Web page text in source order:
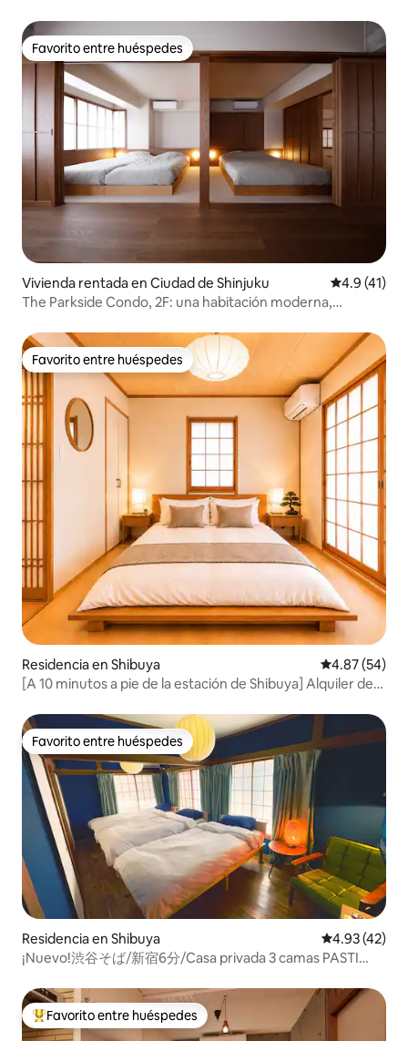
Favorito entre huéspedes
Favorito entre huéspedes
Vivienda rentada en Ciudad de Shinjuku Calificación
4.9 (41)
The Parkside Condo, 2F: una habitación moderna,
Favorito entre huéspedes
Favorito entre huéspedes
Residencia en Shibuya Calificación
4.87 (54)
[A 10 minutos a pie de la estación de Shibuya] Alquiler de
personas/2 baños/Estacionamiento gratuito
Favorito entre huéspedes
Favorito entre huéspedes
Residencia en Shibuya Calificación
4.93 (42)
¡Nuevo!渋谷そば/新宿6分/Casa privada 3 camas PASTI
De los mejores en Favorito entre huéspedes
Favorito entre huéspedes